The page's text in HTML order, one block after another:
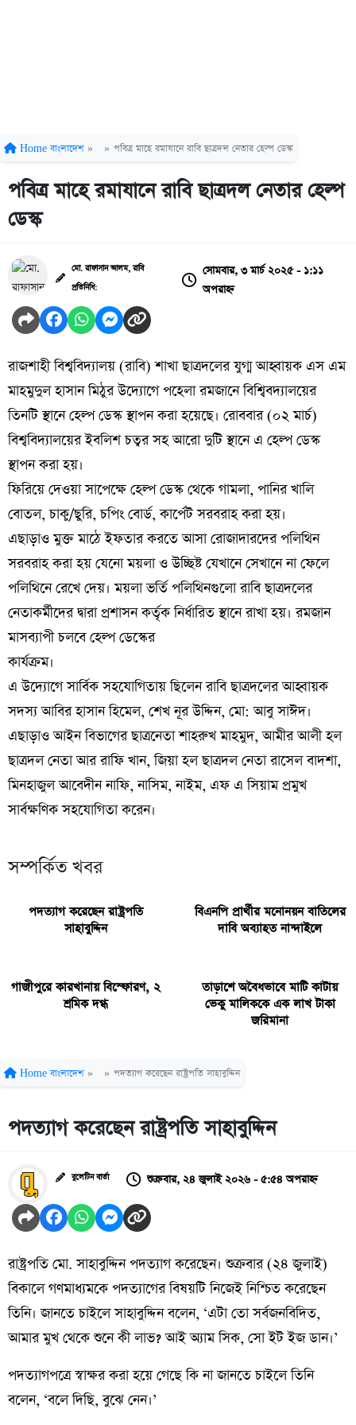
Home বাংলাদেশ » » পবিত্র মাহে রমাযানে রাবি ছাত্রদল নেতার হেল্প ডেস্ক
পবিত্র মাহে রমাযানে রাবি ছাত্রদল নেতার হেল্প
ডেস্ক
মো. রাফাসান আলম, রাবি
প্রতিনিধি:
সোমবার, ৩ মার্চ ২০২৫ - ১:১১
অপরাহ্ন
রাজশাহী বিশ্ববিদ্যালয় (রাবি) শাখা ছাত্রদলের যুগ্ম আহ্বায়ক এস এম
মাহমুদুল হাসান মিঠুর উদ্যোগে পহেলা রমজানে বিশ্বিবদ্যালয়ের
তিনটি স্থানে হেল্প ডেস্ক স্থাপন করা হয়েছে। রোববার (০২ মার্চ)
বিশ্ববিদ্যালয়ের ইবলিশ চত্বর সহ আরো দুটি স্থানে এ হেল্প ডেস্ক
স্থাপন করা হয়।
ফিরিয়ে দেওয়া সাপেক্ষে হেল্প ডেস্ক থেকে গামলা, পানির খালি
বোতল, চাকু/ছুরি, চপিং বোর্ড, কার্পেট সরবরাহ করা হয়।
এছাড়াও মুক্ত মাঠে ইফতার করতে আসা রোজাদারদের পলিথিন
সরবরাহ করা হয় যেনো ময়লা ও উচ্ছিষ্ট যেখানে সেখানে না ফেলে
পলিথিনে রেখে দেয়। ময়লা ভর্তি পলিথিনগুলো রাবি ছাত্রদলের
নেতাকর্মীদের দ্বারা প্রশাসন কর্তৃক নির্ধারিত স্থানে রাখা হয়। রমজান
মাসব্যাপী চলবে হেল্প ডেস্কের
কার্যক্রম।
এ উদ্যোগে সার্বিক সহযোগিতায় ছিলেন রাবি ছাত্রদলের আহ্বায়ক
সদস্য আবির হাসান হিমেল, শেখ নূর উদ্দিন, মো: আবু সাঈদ।
এছাড়াও আইন বিভাগের ছাত্রনেতা শাহরুখ মাহমুদ, আমীর আলী হল
ছাত্রদল নেতা আর রাফি খান, জিয়া হল ছাত্রদল নেতা রাসেল বাদশা,
মিনহাজুল আবেদীন নাফি, নাসিম, নাইম, এফ এ সিয়াম প্রমুখ
সার্বক্ষণিক সহযোগিতা করেন।
সম্পর্কিত খবর
পদত্যাগ করেছেন রাষ্ট্রপতি
সাহাবুদ্দিন
বিএনপি প্রার্থীর মনোনয়ন বাতিলের
দাবি অব্যাহত নান্দাইলে
গাজীপুরে কারখানায় বিস্ফোরণ, ২
শ্রমিক দগ্ধ
তাড়াশে অবৈধভাবে মাটি কাটায়
ভেকু মালিককে এক লাখ টাকা
জরিমানা
Home বাংলাদেশ » » পদত্যাগ করেছেন রাষ্ট্রপতি সাহাবুদ্দিন
পদত্যাগ করেছেন রাষ্ট্রপতি সাহাবুদ্দিন
বুলেটিন বার্তা শুক্রবার, ২৪ জুলাই ২০২৬ - ৫:৫৪ অপরাহ্ন
রাষ্ট্রপতি মো. সাহাবুদ্দিন পদত্যাগ করেছেন। শুক্রবার (২৪ জুলাই)
বিকালে গণমাধ্যমকে পদত্যাগের বিষয়টি নিজেই নিশ্চিত করেছেন
তিনি। জানতে চাইলে সাহাবুদ্দিন বলেন, ‘এটা তো সর্বজনবিদিত,
আমার মুখ থেকে শুনে কী লাভ? আই অ্যাম সিক, সো ইট ইজ ডান।’
পদত্যাগপত্রে স্বাক্ষর করা হয়ে গেছে কি না জানতে চাইলে তিনি
বলেন, ‘বলে দিছি, বুঝে নেন।’